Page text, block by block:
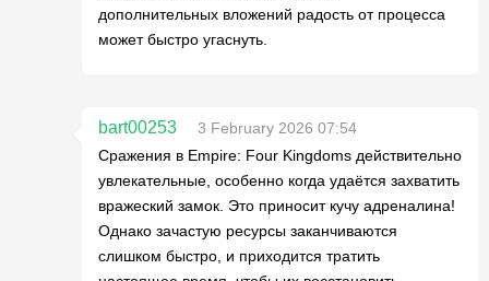
дополнительных вложений радость от процесса
может быстро угаснуть.
bart00253
3 February 2026 07:54
Сражения в Empire: Four Kingdoms действительно
увлекательные, особенно когда удаётся захватить
вражеский замок. Это приносит кучу адреналина!
Однако зачастую ресурсы заканчиваются
слишком быстро, и приходится тратить